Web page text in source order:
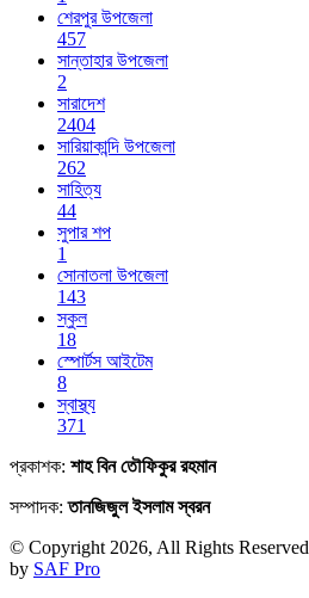
শেরপুর উপজেলা
457
সান্তাহার উপজেলা
2
সারাদেশ
2404
সারিয়াকান্দি উপজেলা
262
সাহিত্য
44
সুপার শপ
1
সোনাতলা উপজেলা
143
স্কুল
18
স্পোর্টস আইটেম
8
স্বাস্থ্য
371
প্রকাশক: শাহ বিন তৌফিকুর রহমান
সম্পাদক:তানজিজুল ইসলাম স্বরন
© Copyright 2026, All Rights Reserved
by SAF Pro